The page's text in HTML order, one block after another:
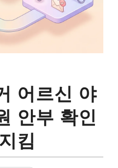
어르신 야
안부 확인
킴